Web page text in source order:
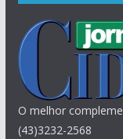
O melhor
(43)3232-2568